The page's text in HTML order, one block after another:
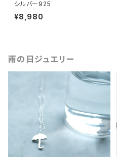
シルバー925
¥8,980
雨の日ジュエリー